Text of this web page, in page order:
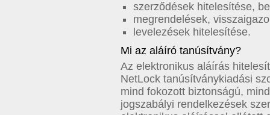
szerződések hitelesítése,
megrendelések,
levelezések hitelesítése.
Mi az aláíró tanúsítvány?
Az elektronikus aláírás
NetLock tanúsítványkiadási
mind fokozott biztonságú,
jogszabályi rendelkezések